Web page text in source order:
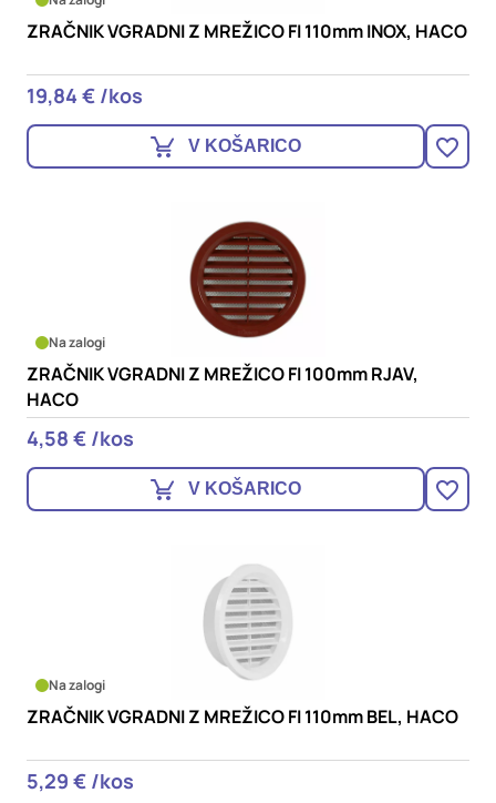
ZRAČNIK VGRADNI Z MREŽICO FI 110mm INOX, HACO
19,84 € /kos
V KOŠARICO
Na zalogi
ZRAČNIK VGRADNI Z MREŽICO FI 100mm RJAV,
HACO
4,58 € /kos
V KOŠARICO
Na zalogi
ZRAČNIK VGRADNI Z MREŽICO FI 110mm BEL, HACO
5,29 € /kos